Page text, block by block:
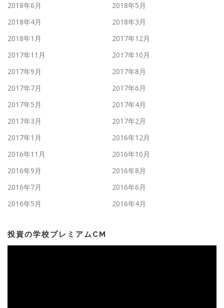
2018年6月
2018年5月
2018年4月
2018年3月
2018年1月
2017年12月
2017年11月
2017年10月
2017年9月
2017年8月
2017年7月
2017年6月
2017年5月
2017年4月
2017年3月
2017年2月
2017年1月
2016年12月
2016年11月
2016年10月
2016年9月
2016年8月
2016年7月
2016年6月
2016年5月
2016年4月
投資の学校プレミアムCM